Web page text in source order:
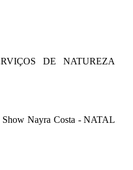
DE NATUREZA
Nayra Costa - NATAL